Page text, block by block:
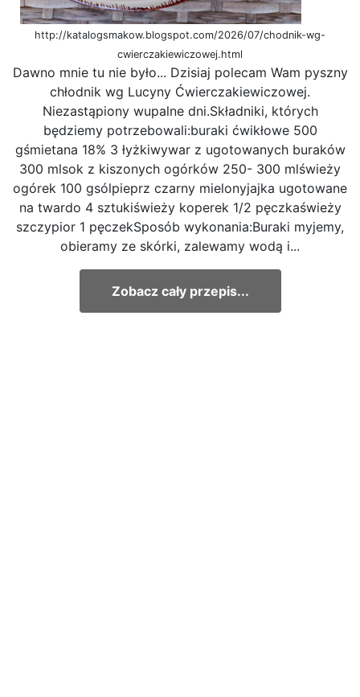
http://katalogsmakow.blogspot.com/2026/07/chodnik-wg-
cwierczakiewiczowej.html
Dawno mnie tu nie było... Dzisiaj polecam Wam pyszny
chłodnik wg Lucyny Ćwierczakiewiczowej.
Niezastąpiony wupalne dni.Składniki, których
będziemy potrzebowali:buraki ćwikłowe 500
gśmietana 18% 3 łyżkiwywar z ugotowanych buraków
300 mlsok z kiszonych ogórków 250- 300 mlświeży
ogórek 100 gsólpieprz czarny mielonyjajka ugotowane
na twardo 4 sztukiświeży koperek 1/2 pęczkaświeży
szczypior 1 pęczekSposób wykonania:Buraki myjemy,
obieramy ze skórki, zalewamy wodą i...
Zobacz cały przepis...